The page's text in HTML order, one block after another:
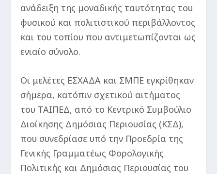
ανάδειξη της μοναδικής ταυτότητας του
φυσικού και πολιτιστικού περιβάλλοντος
και του τοπίου που αντιμετωπίζονται ως
ενιαίο σύνολο.
Οι μελέτες ΕΣΧΑΔΑ και ΣΜΠΕ εγκρίθηκαν
σήμερα, κατόπιν σχετικού αιτήματος
του ΤΑΙΠΕΔ, από το Κεντρικό Συμβούλιο
Διοίκησης Δημόσιας Περιουσίας (ΚΣΔ),
που συνεδρίασε υπό την Προεδρία της
Γενικής Γραμματέως Φορολογικής
Πολιτικής και Δημόσιας Περιουσίας του